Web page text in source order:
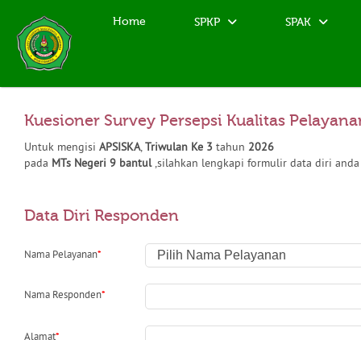
Home SPKP SPAK
Kuesioner Survey Persepsi Kualitas
Untuk mengisi APSISKA,Triwulan Ke 3 tahun 2026
pada MTs Negeri 9 bantul,silahkan lengkapi formulir data diri
Data Diri Responden
Nama Pelayanan*
Nama Responden*